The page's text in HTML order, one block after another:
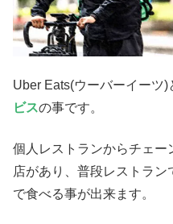
Uber Eats(ウーバーイーツ)
ビスの事です。
個人レストランからチェー
店があり、普段レストラ
で食べる事が出来ます。